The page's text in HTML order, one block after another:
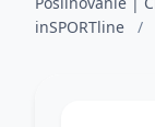
inSPORTline
/